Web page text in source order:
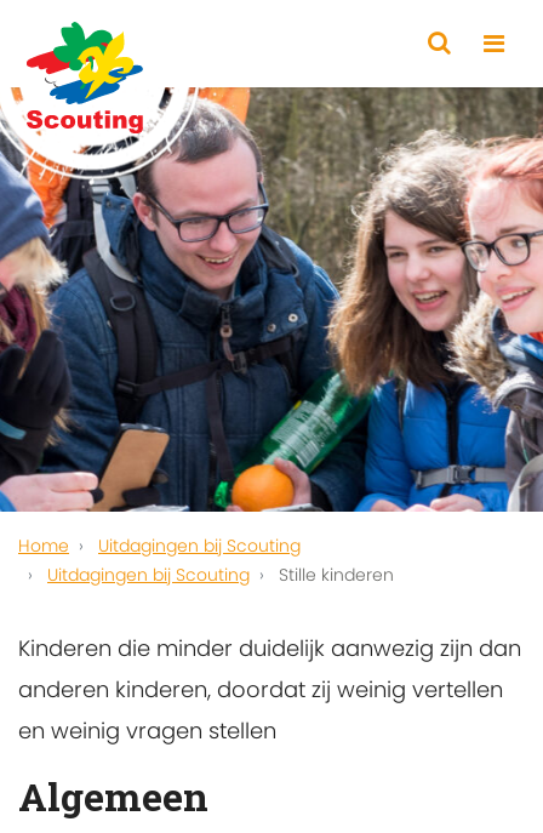
Home
Uitdagingen bij Scouting
Uitdagingen bij Scouting
Stille kinderen
Kinderen die minder duidelijk aanwezig zijn dan
anderen kinderen, doordat zij weinig vertellen
en weinig vragen stellen
Algemeen